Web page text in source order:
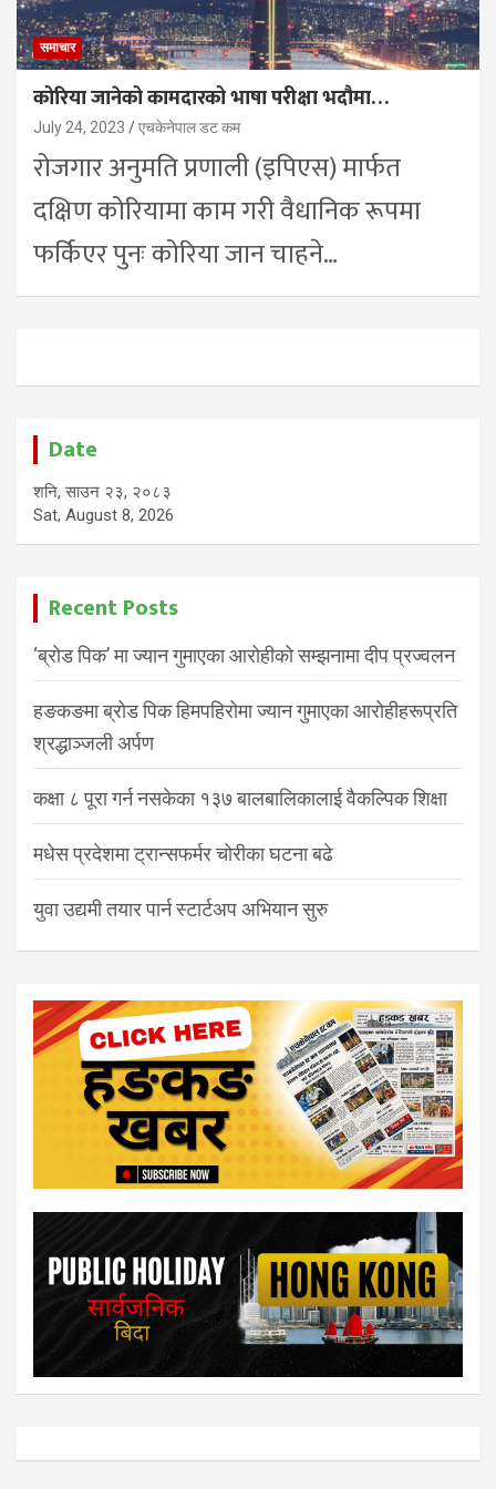
समाचार
कोरिया जानेको कामदारको भाषा परीक्षा भदौमा…
July 24, 2023 एचकेनेपाल डट कम
रोजगार अनुमति प्रणाली (इपिएस) मार्फत
दक्षिण कोरियामा काम गरी वैधानिक रूपमा
फर्किएर पुनः कोरिया जान चाहने…
Date
शनि, साउन २३, २०८३
Sat, August 8, 2026
Recent Posts
‘ब्रोड पिक’ मा ज्यान गुमाएका आरोहीको सम्झनामा दीप प्रज्वलन
हङकङमा ब्रोड पिक हिमपहिरोमा ज्यान गुमाएका आरोहीहरूप्रति
श्रद्धाञ्जली अर्पण
कक्षा ८ पूरा गर्न नसकेका १३७ बालबालिकालाई वैकल्पिक शिक्षा
मधेस प्रदेशमा ट्रान्सफर्मर चोरीका घटना बढे
युवा उद्यमी तयार पार्न स्टार्टअप अभियान सुरु